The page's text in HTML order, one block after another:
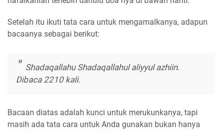
Setelah itu ikuti tata cara untuk mengamalkanya, adapun
bacaanya sebagai berikut:
Shadaqallahu Shadaqallahul aliyyul azhiin.
Dibaca 2210 kali.
Bacaan diatas adalah kunci untuk merukunkanya, tapi
masih ada tata cara untuk Anda gunakan bukan hanya